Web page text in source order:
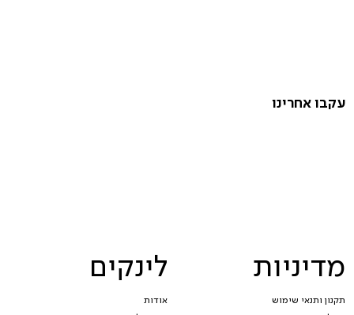
מדיניות
תקנון ותנאי שימוש
לינקים
אודות
עקבו אחרינו